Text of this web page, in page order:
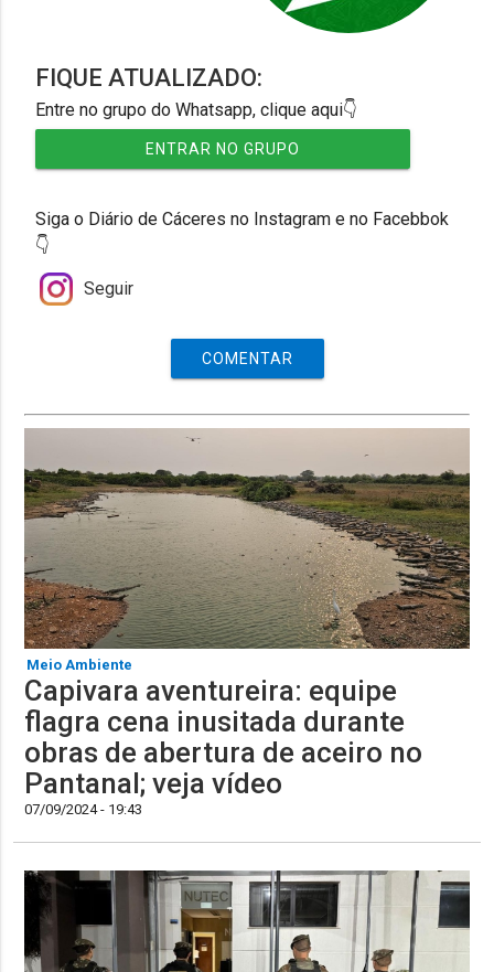
FIQUE ATUALIZADO:
Entre no grupo do Whatsapp, clique aqui👇
ENTRAR NO GRUPO
Siga o Diário de Cáceres no Instagram e no Facebbok
👇
Seguir
COMENTAR
Meio Ambiente
Capivara aventureira: equipe
flagra cena inusitada durante
obras de abertura de aceiro no
Pantanal; veja vídeo
07/09/2024 - 19:43